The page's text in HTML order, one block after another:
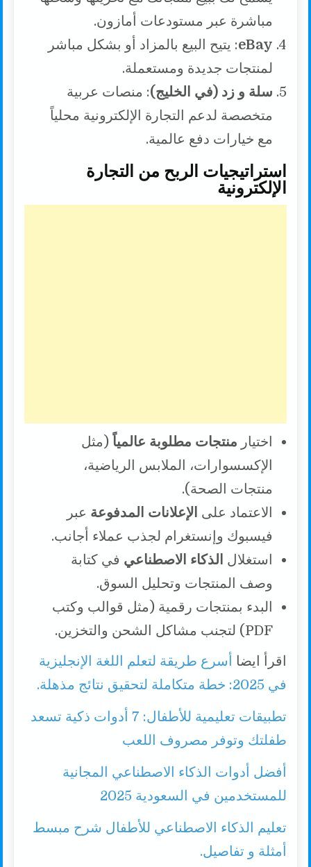
مباشرة عبر مستودعات أمازون.
eBay: يتيح البيع بالمزاد أو بشكل مباشر
لمنتجات جديدة ومستعملة.
سلة و زد (في الخليج): منصات عربية
متخصصة لدعم التجارة الإلكترونية محلياً
مع خيارات دفع عالمية.
استراتيجيات الربح من التجارة
الإلكترونية
اختيار منتجات مطلوبة عالمياً (مثل
الإكسسوارات، الملابس الرياضية،
منتجات الصحة).
الاعتماد على الإعلانات المدفوعة عبر
فيسبوك وإنستغرام لجذب عملاء أجانب.
استغلال الذكاء الاصطناعي في كتابة
وصف المنتجات وتحليل السوق.
البدء بمنتجات رقمية (مثل قوالب وكتب
PDF) لتجنب مشاكل الشحن والتخزين.
اقرأ ايضا
أسرع طريقة لتعلم اللغة الإنجليزية
في 2025: خطة متكاملة لتحقيق نتائج مذهلة.
تطبيقات تعليمية للأطفال: 7 أدوات ذكية تسعد
طفلتك وتوفر مصروف اللعب
أفضل أدوات الذكاء الاصطناعي المجانية
للمستخدمين في السعودية 2025
تعليم الذكاء الاصطناعي للأطفال شرح مبسط
أمثلة و تفاصيل.